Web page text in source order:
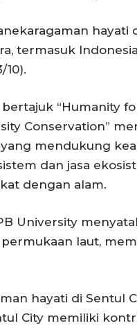
termasuk
10).
“Humanity
Conservation”
mendukung
dan jasa
dengan alam.
University
laut,
hayati di Sentul
City memiliki